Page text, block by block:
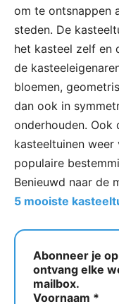
om te ontsnappen
steden. De
het kasteel zelf en
de
bloemen,
dan ook in
onderhouden. Ook
kasteeltuinen
populaire
Benieuwd naar de
5 mooiste
Abonneer je
ontvang elke
mailbox.
Voornaam *